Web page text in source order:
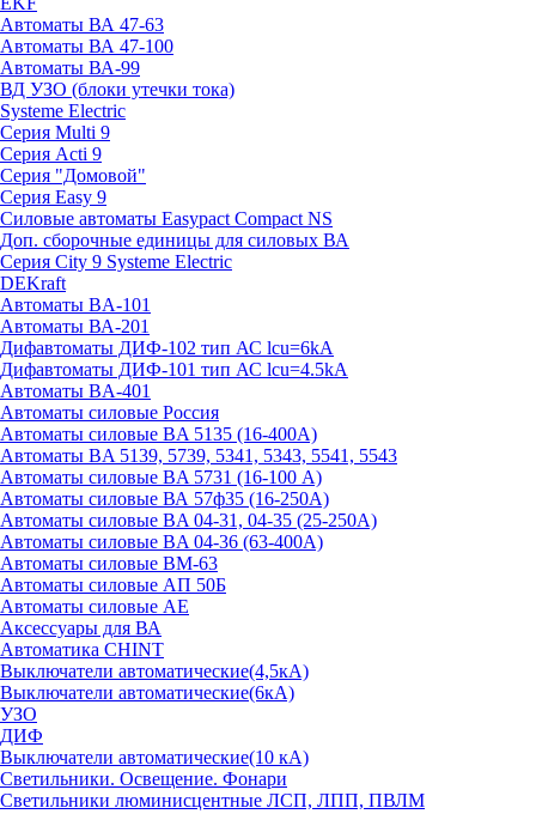
Автоматы ВА 47-63
Автоматы ВА 47-100
Автоматы ВА-99
ВД УЗО (блоки утечки тока)
Systeme Electric
Серия Multi 9
Серия Acti 9
Серия "Домовой"
Серия Easy 9
Силовые автоматы Easypact Compact NS
Доп. сборочные единицы для силовых ВА
Серия City 9 Systeme Electric
DEKraft
Автоматы BA-101
Автоматы ВА-201
Дифавтоматы ДИФ-102 тип АС lcu=6kA
Дифавтоматы ДИФ-101 тип АС lcu=4.5kA
Автоматы BA-401
Автоматы силовые Россия
Автоматы силовые BA 5135 (16-400А)
Автоматы BA 5139, 5739, 5341, 5343, 5541, 5543
Автоматы силовые BA 5731 (16-100 А)
Автоматы силовые ВА 57ф35 (16-250А)
Автоматы силовые BA 04-31, 04-35 (25-250А)
Автоматы силовые BA 04-36 (63-400А)
Автоматы силовые ВМ-63
Автоматы силовые АП 50Б
Автоматы силовые АЕ
Аксессуары для ВА
Автоматика CHINT
Выключатели автоматические(4,5кА)
Выключатели автоматические(6кА)
УЗО
ДИФ
Выключатели автоматические(10 кА)
Светильники. Освещение. Фонари
Светильники люминисцентные ЛСП, ЛПП, ПВЛМ